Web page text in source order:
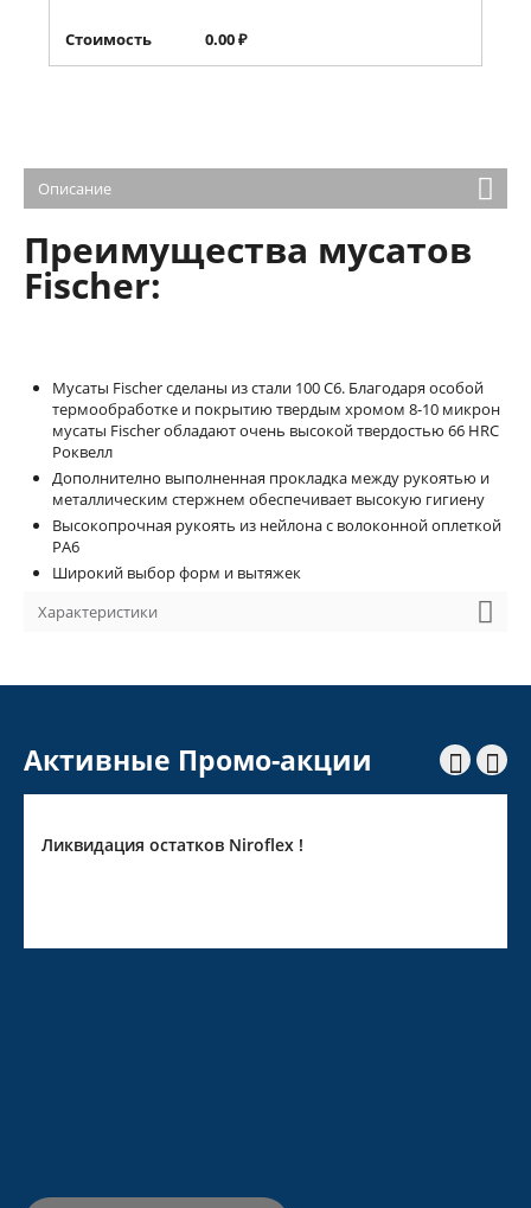
Стоимость 0.00 ₽
Описание
Преимущества мусатов
Fischer:
Мусаты Fischer сделаны из стали 100 С6. Благодаря особой
термообработке и покрытию твердым хромом 8-10 микрон
мусаты Fischer обладают очень высокой твердостью 66 HRC
Роквелл
Дополнително выполненная прокладка между рукоятью и
металлическим стержнем обеспечивает высокую гигиену
Высокопрочная рукоять из нейлона с волоконной оплеткой
PA6
Широкий выбор форм и вытяжек
Характеристики
Активные Промо-акции  
Ликвидация остатков Niroflex !